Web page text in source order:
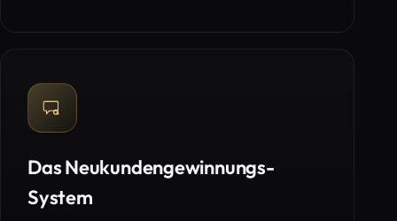
Das Neukundengewinnungs-
System